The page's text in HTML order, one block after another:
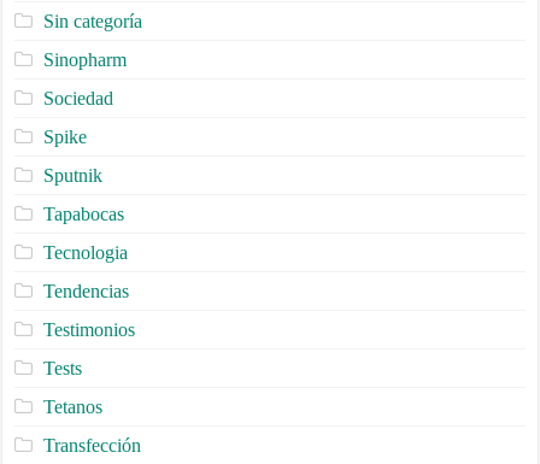
Sin categoría
Sinopharm
Sociedad
Spike
Sputnik
Tapabocas
Tecnologia
Tendencias
Testimonios
Tests
Tetanos
Transfección